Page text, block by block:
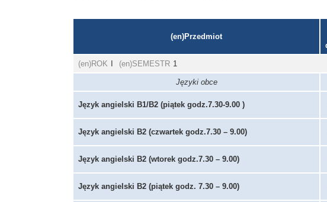
(en)Przedmiot
(en)ROK (en)SEMESTR 1
Języki obce
Język angielski B1/B2 (piątek godz.7.30-9.00 )
Język angielski B2 (czwartek godz.7.30 – 9.00)
Język angielski B2 (wtorek godz.7.30 – 9.00)
Język angielski B2 (piątek godz. 7.30 – 9.00)